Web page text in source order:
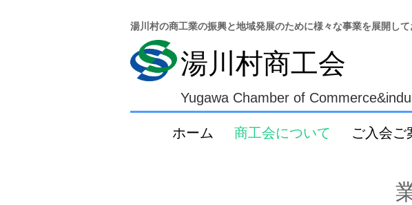
湯川村の商工業の振興と地域発展のために様々な事業を展開して
湯川村商工会
Yugawa Chamber of
ホーム 商工会について ご入会ご